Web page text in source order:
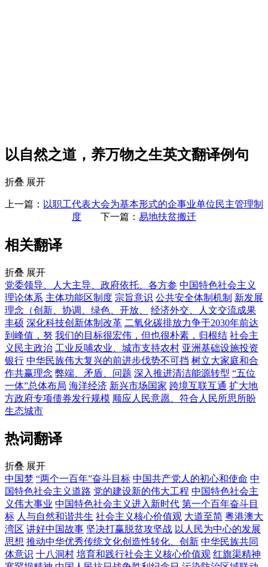
以自然之道，养万物之生英文翻译例句
折叠 展开
上一篇： 以职工代表大会为基本形式的企事业单位民主管理制
度 下一篇： 易地扶贫搬迁
相关翻译
折叠 展开
党委领导、人大主导、政府依托、各方参 中国特色社会主义
理论体系 主体功能区制度 宗旨意识 公共安全体制机制 新发展
理念（创新、协调、绿色、开放、
经济外交、人文交流成果
丰硕 深化科技创新体制改革 二氧化碳排放力争于2030年前达
到峰值，努 我们的目标很宏伟，但也很朴素，归根结 社会主
义民主政治 工业反哺农业、城市支持农村 亚洲基础设施投资
银行 中华民族伟大复兴的前进步伐势不可挡 树立大家庭和合
作共赢理念 弊端、矛盾、问题 深入推进清洁能源转型 “五位
一体”总体布局 海洋经济 新兴市场国家 跨境互联互通 扩大地
方政府专项债券发行规模 顺应人民意愿、符合人民所思所盼
生态城市
热词翻译
折叠 展开
中国梦 “两个一百年”奋斗目标 中国共产党人的初心和使命 中
国特色社会主义道路 党的建设新的伟大工程 中国特色社会主
义伟大事业 中国特色社会主义进入新时代 第一个百年奋斗目
标 人与自然和谐共生 社会主义核心价值观 大道至简 粤港澳大
湾区 讲好中国故事 坚决打赢脱贫攻坚战 以人民为中心的发展
思想 推动中华优秀传统文化创造性转化、创新 中华民族共同
体意识 十八洞村 培育和践行社会主义核心价值观 红旗渠精神